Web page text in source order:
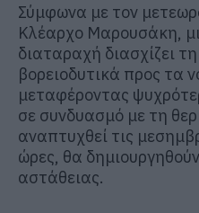
Σύμφωνα με τον
Κλέαρχο Μαρουσάκη,
διαταραχή διασχίζει
βορειοδυτικά προς τα
μεταφέροντας
σε συνδυασμό με τη
αναπτυχθεί τις
ώρες, θα
αστάθειας.